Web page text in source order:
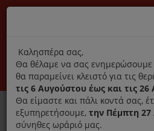
Αποκλειστικά γνήσια
Σύνδεση
title
Καλησπέρα σας,
Θα θέλαμε να σας ενημερώσουμε
θα παραμείνει κλειστό για τις
τις 6 Αυγούστου έως και τις
Θα είμαστε και πάλι κοντά σας,
εξυπηρετήσουμε, την Πέμπτη
σύνηθες ωράριό μας.